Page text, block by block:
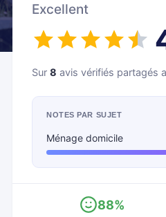
Excellent
Sur 8 avis vérifiés partagés
NOTES PAR SUJET
Ménage domicile
88%